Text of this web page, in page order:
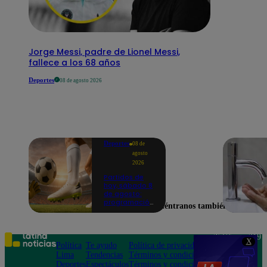
X
Jorge Messi, padre de Lionel Messi,
fallece a los 68 años
Deportes 08 de agosto 2026
Deportes 08 de
agosto
2026
Partidos de
hoy, sábado 8
de agosto:
programaciónEncuéntranos también en
Política
Lima
Deportes
Te ayudo
Tendencias
Espectáculos
Política de privacidad
Términos y condiciones
Términos y condiciones
Teléfono: 219
Av. San